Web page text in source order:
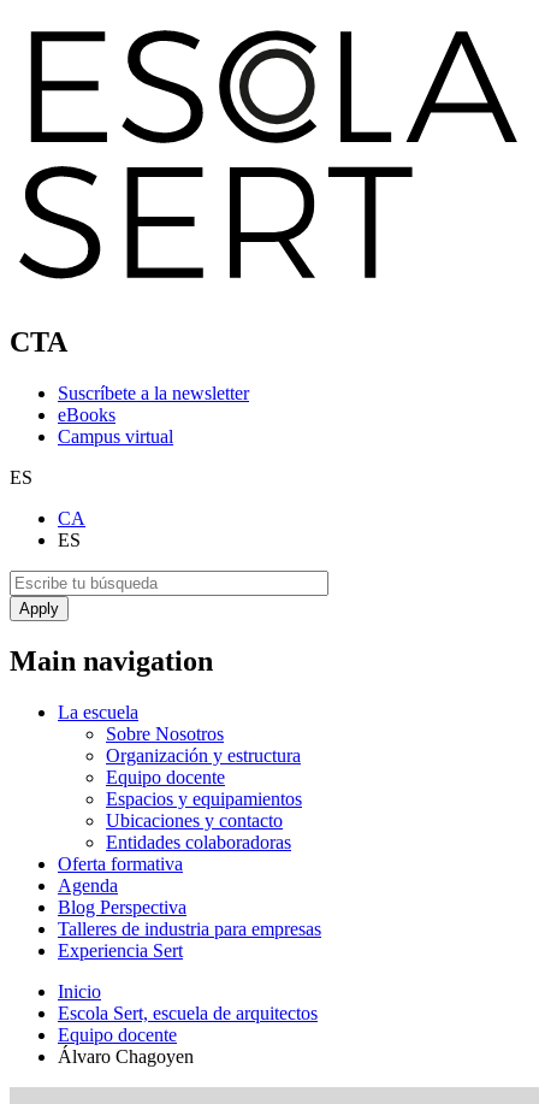
CTA
Suscríbete a la newsletter
eBooks
Campus virtual
ES
CA
ES
Main navigation
La escuela
Sobre Nosotros
Organización y estructura
Equipo docente
Espacios y equipamientos
Ubicaciones y contacto
Entidades colaboradoras
Oferta formativa
Agenda
Blog Perspectiva
Talleres de industria para empresas
Experiencia Sert
Inicio
Escola Sert, escuela de arquitectos
Equipo docente
Álvaro Chagoyen